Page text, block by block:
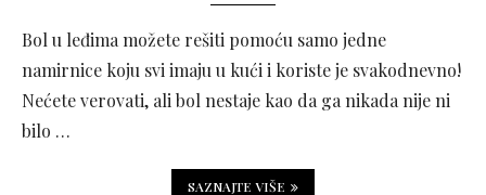
Bol u leđima možete rešiti pomoću samo jedne
namirnice koju svi imaju u kući i koriste je svakodnevno!
Nećete verovati, ali bol nestaje kao da ga nikada nije ni
bilo …
SAZNAJTE VIŠE